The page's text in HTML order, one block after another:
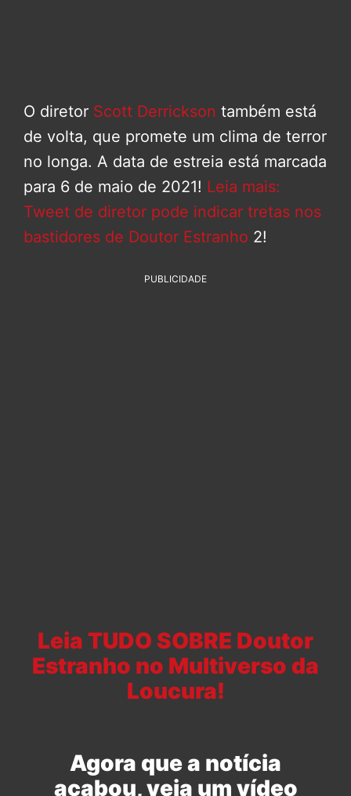
O diretor Scott Derrickson também está
de volta, que promete um clima de terror
no longa. A data de estreia está marcada
para 6 de maio de 2021! Leia mais:
Tweet de diretor pode indicar tretas nos
bastidores de Doutor Estranho 2!
PUBLICIDADE
Leia TUDO SOBRE Doutor
Estranho no Multiverso da
Loucura!
Agora que a notícia
acabou, veja um vídeo